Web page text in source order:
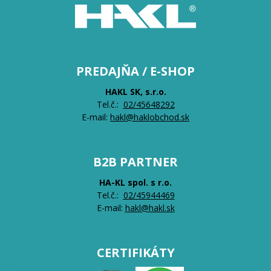
PREDAJŇA / E-SHOP
HAKL SK, s.r.o.
Tel.č.: 02/45648292
E-mail: hakl@haklobchod.sk
B2B PARTNER
HA-KL spol. s r.o.
Tel.č.: 02/45944469
E-mail: hakl@hakl.sk
CERTIFIKÁTY